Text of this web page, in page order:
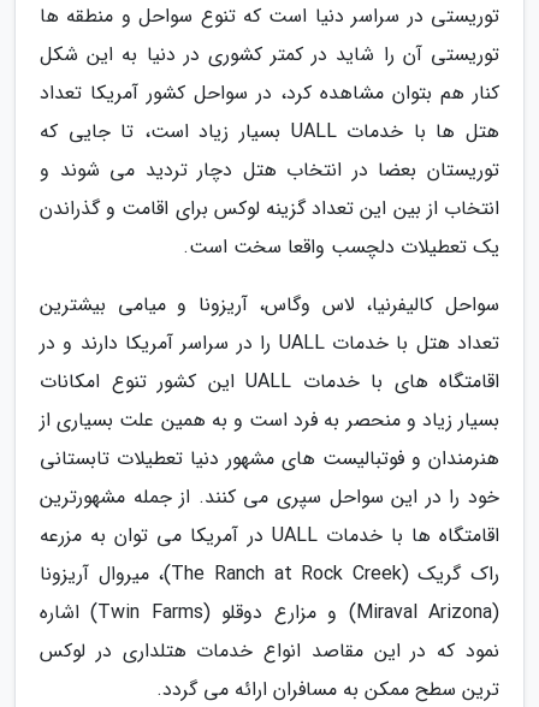
توریستی در سراسر دنیا است که تنوع سواحل و منطقه ها
توریستی آن را شاید در کمتر کشوری در دنیا به این شکل
کنار هم بتوان مشاهده کرد، در سواحل کشور آمریکا تعداد
هتل ها با خدمات UALL بسیار زیاد است، تا جایی که
توریستان بعضا در انتخاب هتل دچار تردید می شوند و
انتخاب از بین این تعداد گزینه لوکس برای اقامت و گذراندن
یک تعطیلات دلچسب واقعا سخت است.
سواحل کالیفرنیا، لاس وگاس، آریزونا و میامی بیشترین
تعداد هتل با خدمات UALL را در سراسر آمریکا دارند و در
اقامتگاه های با خدمات UALL این کشور تنوع امکانات
بسیار زیاد و منحصر به فرد است و به همین علت بسیاری از
هنرمندان و فوتبالیست های مشهور دنیا تعطیلات تابستانی
خود را در این سواحل سپری می کنند. از جمله مشهورترین
اقامتگاه ها با خدمات UALL در آمریکا می توان به مزرعه
راک گریک (The Ranch at Rock Creek)، میروال آریزونا
(Miraval Arizona) و مزارع دوقلو (Twin Farms) اشاره
نمود که در این مقاصد انواع خدمات هتلداری در لوکس
ترین سطح ممکن به مسافران ارائه می گردد.